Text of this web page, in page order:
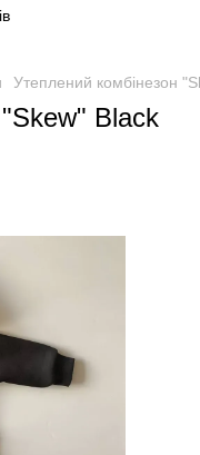
Утеплений комбінезон
Black